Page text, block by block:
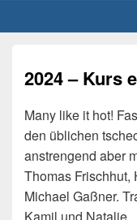
Professionelles
2024 – Kurs
Many like it hot!
den üblichen
anstrengend aber
Thomas Frischhut,
Michael Gaßner.